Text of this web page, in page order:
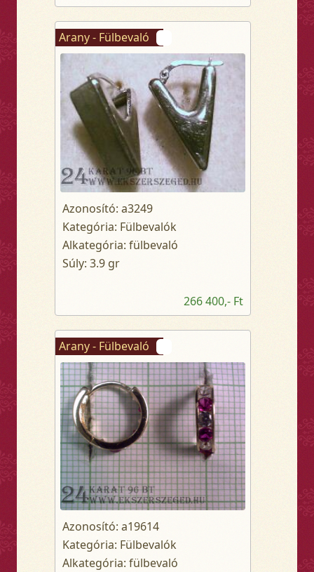
Arany - Fülbevaló
Azonosító: a3249
Kategória: Fülbevalók
Alkategória: fülbevaló
Súly: 3.9 gr
266 400,- Ft
Arany - Fülbevaló
Azonosító: a19614
Kategória: Fülbevalók
Alkategória: fülbevaló